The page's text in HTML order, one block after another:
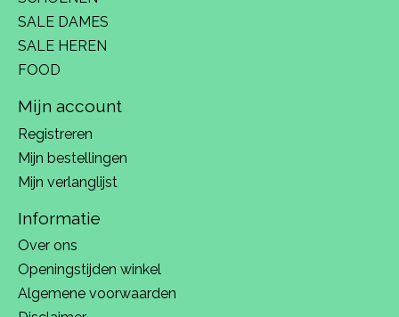
SALE DAMES
SALE HEREN
FOOD
Mijn account
Registreren
Mijn bestellingen
Mijn verlanglijst
Informatie
Over ons
Openingstijden winkel
Algemene voorwaarden